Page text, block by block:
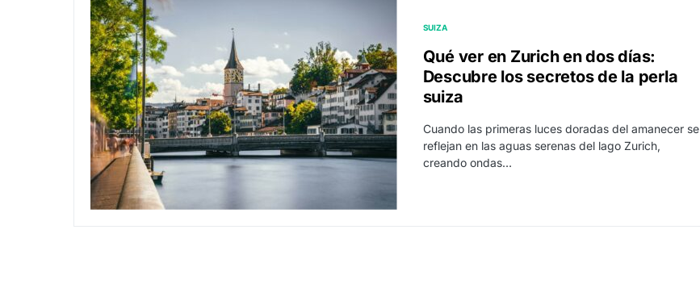
SUIZA
Qué ver en Zurich en dos días:
Descubre los secretos de la perla
suiza
Cuando las primeras luces doradas del amanecer se
reflejan en las aguas serenas del lago Zurich,
creando ondas…